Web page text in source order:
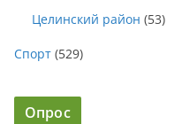
Целинский район (53)
Спорт (529)
Опрос